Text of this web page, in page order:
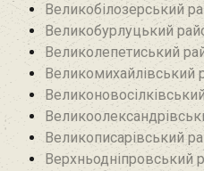
Великобілозерський
Великобурлуцький
Великолепетиський
Великомихайлівський
Великописарівський
Верхньодніпровський